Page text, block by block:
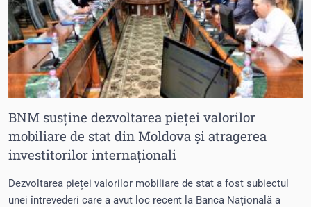
BNM susține dezvoltarea pieței valorilor
mobiliare de stat din Moldova și atragerea
investitorilor internaționali
Dezvoltarea pieței valorilor mobiliare de stat a fost subiectul
unei întrevederi care a avut loc recent la Banca Națională a